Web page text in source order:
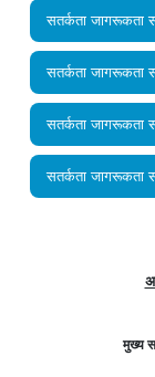
सतर्कता जागरूकता
सतर्कता जागरूकता
सतर्कता जागरूकता
सतर्कता जागरूकता
मुख्य